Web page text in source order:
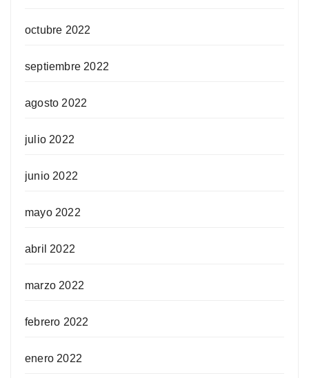
octubre 2022
septiembre 2022
agosto 2022
julio 2022
junio 2022
mayo 2022
abril 2022
marzo 2022
febrero 2022
enero 2022